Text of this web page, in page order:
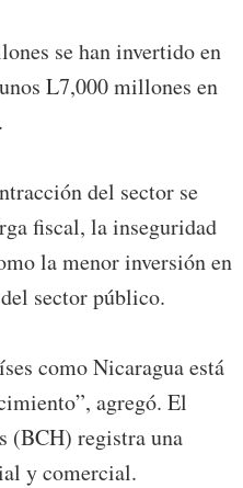
se han invertido en
L7,000 millones en
del sector se
fiscal, la inseguridad
la menor inversión en
sector público.
como Nicaragua está
agregó. El
(BCH) registra una
y comercial.